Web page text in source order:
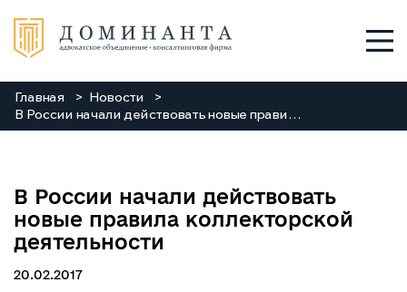
Услуги
Команда
Новости
Главная
Новости
В России начали действовать новые правила коллекторской деятельности
В России начали действовать
новые правила коллекторской
деятельности
20.02.2017